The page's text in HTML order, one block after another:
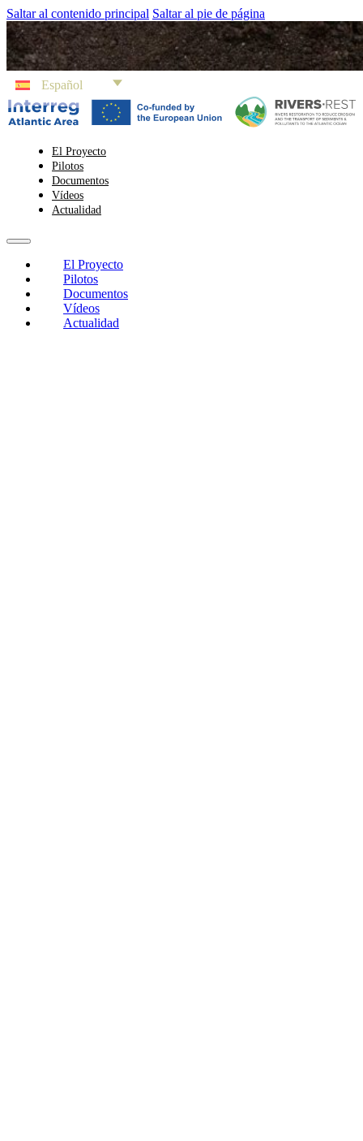
Saltar al contenido principal Saltar al pie de página
Español
El Proyecto
Pilotos
Documentos
Vídeos
Actualidad
El Proyecto
Pilotos
Documentos
Vídeos
Actualidad